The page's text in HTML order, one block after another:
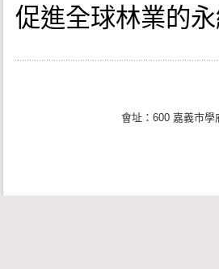
促進全球林業的永
會址：600 嘉義市